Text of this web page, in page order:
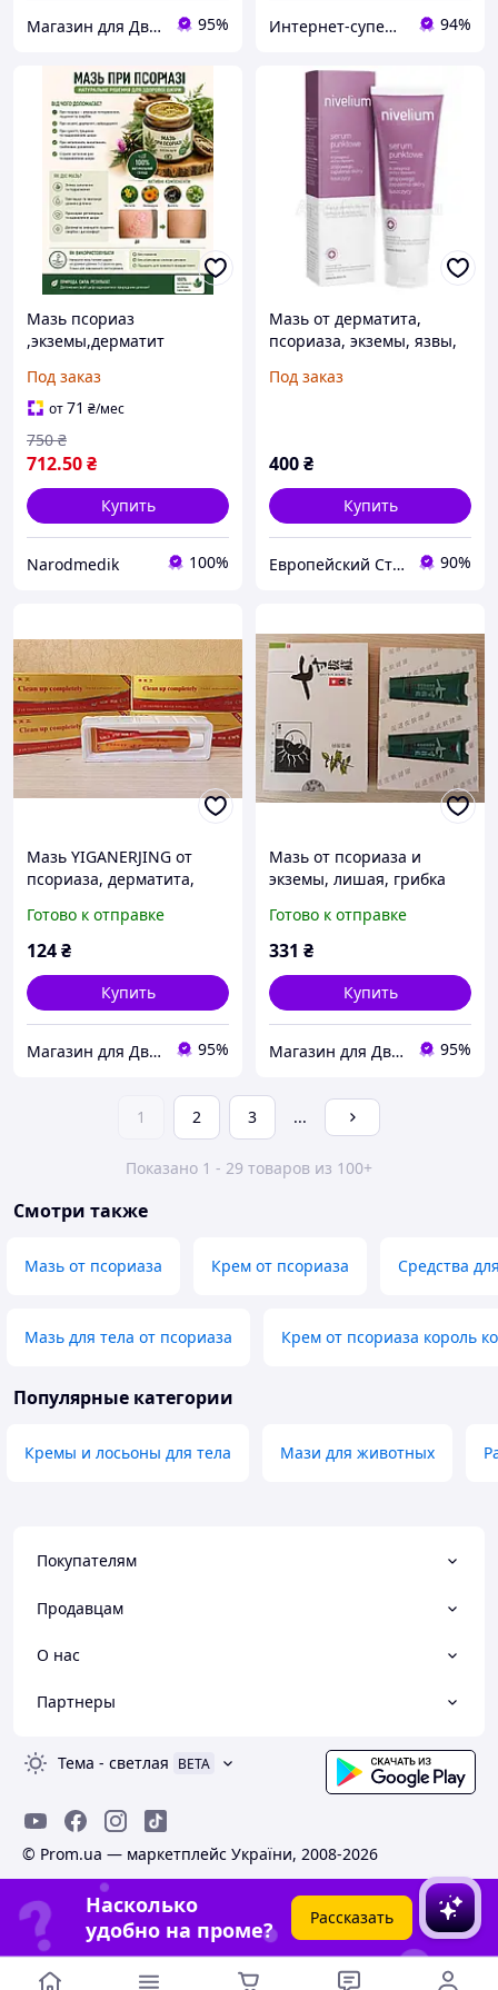
Магазин для Двоих 95% Интернет-супермаркет VillMart 94%
Мазь псориаз
,экземы,дерматит
псориаза
Под заказ
от71 ₴/мес
712.50₴
750 ₴
Купить
Narodmedik 100%
Мазь от дерматита,
псориаза, экземы, язвы,
Сыворотка - 50 мл
Под заказ
400₴
Купить
Европейский Стиль 90%
Мазь YIGANERJING от
псориаза, дерматита,
др.), 20 г
Готово к отправке
124₴
Купить
Магазин для Двоих 95%
Мазь от псориаза и
экземы, лишая, грибка
кожных болезней Цикун
Баксиан (Qicun Baxian)
Готово к отправке
331 ₴
Купить
Магазин для Двоих 95%
1 2 3 ...
Показано 1 - 29 товаров из 100+
Смотри также
Мазь от псориаза Крем от псориаза Средства
Мазь для тела от псориаза Крем от псориаза король
Популярные категории
Кремы и лосьоны для тела Мази для животных
Покупателям
Продавцам
О нас
Партнеры
Тема - светлая BETA
© Prom.ua — маркетплейс України, 2008-2026
Насколько
удобно на проме?
Рассказать